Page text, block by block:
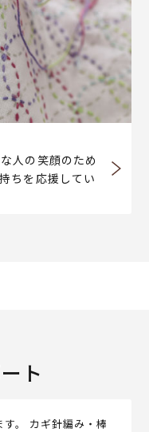
人の笑顔のため
ちを応援してい
ト
。 カギ針編み・棒